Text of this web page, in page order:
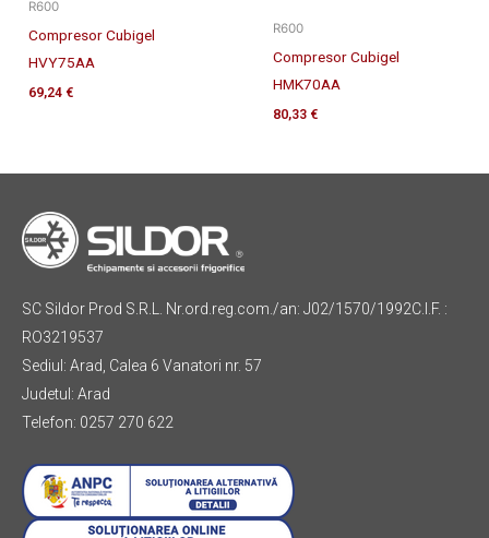
R600
Compresor Cubigel
HVY75AA
69,24 €
R600
Compresor Cubigel
HMK70AA
80,33 €
SC Sildor Prod S.R.L. Nr.ord.reg.com./an: J02/1570/1992C.I.F. :
RO3219537
Sediul: Arad, Calea 6 Vanatori nr. 57
Judetul: Arad
Telefon: 0257 270 622